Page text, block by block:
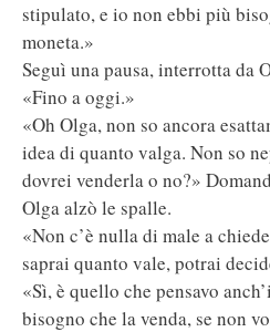
stipulato, e io non ebbi più
moneta.»
Seguì una pausa, interrotta da
«Fino a oggi.»
«Oh Olga, non so ancora
idea di quanto valga. Non so
dovrei venderla o no?»
Olga alzò le spalle.
«Non c’è nulla di male a
saprai quanto vale, potrai
«Sì, è quello che pensavo
bisogno che la venda, se non